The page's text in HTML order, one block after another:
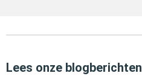
Lees onze blogberichten